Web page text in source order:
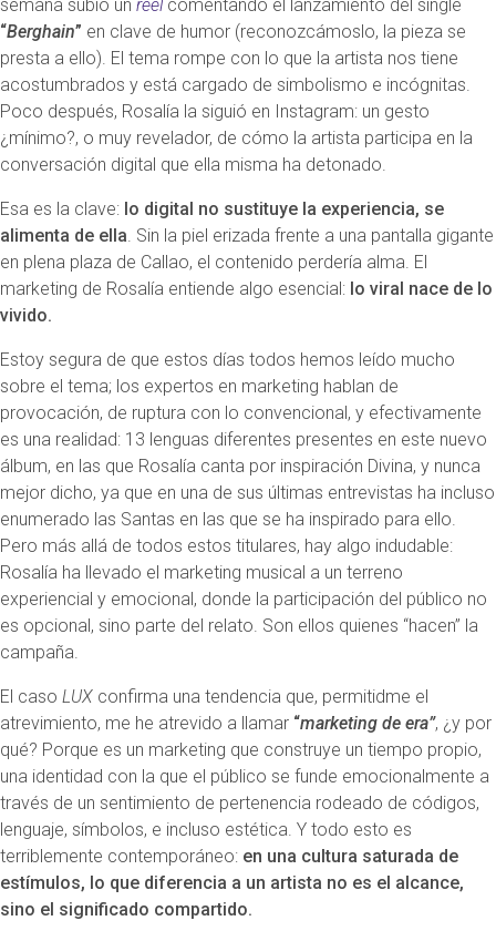
semana subió un reel comentando el lanzamiento del single
“Berghain” en clave de humor (reconozcámoslo, la pieza se
presta a ello). El tema rompe con lo que la artista nos tiene
acostumbrados y está cargado de simbolismo e incógnitas.
Poco después, Rosalía la siguió en Instagram: un gesto
¿mínimo?, o muy revelador, de cómo la artista participa en la
conversación digital que ella misma ha detonado.
Esa es la clave: lo digital no sustituye la experiencia, se
alimenta de ella . Sin la piel erizada frente a una pantalla gigante
en plena plaza de Callao, el contenido perdería alma. El
marketing de Rosalía entiende algo esencial: lo viral nace de lo
vivido.
Estoy segura de que estos días todos hemos leído mucho
sobre el tema; los expertos en marketing hablan de
provocación, de ruptura con lo convencional, y efectivamente
es una realidad: 13 lenguas diferentes presentes en este nuevo
álbum, en las que Rosalía canta por inspiración Divina, y nunca
mejor dicho, ya que en una de sus últimas entrevistas ha incluso
enumerado las Santas en las que se ha inspirado para ello.
Pero más allá de todos estos titulares, hay algo indudable:
Rosalía ha llevado el marketing musical a un terreno
experiencial y emocional, donde la participación del público no
es opcional, sino parte del relato. Son ellos quienes “hacen” la
campaña.
El caso LUX confirma una tendencia que, permitidme el
atrevimiento, me he atrevido a llamar “marketing de era”, ¿y por
qué? Porque es un marketing que construye un tiempo propio,
una identidad con la que el público se funde emocionalmente a
través de un sentimiento de pertenencia rodeado de códigos,
lenguaje, símbolos, e incluso estética. Y todo esto es
terriblemente contemporáneo: en una cultura saturada de
estímulos, lo que diferencia a un artista no es el alcance,
sino el significado compartido.